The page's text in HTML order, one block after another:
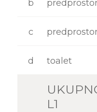
b
c
d toalet
L1